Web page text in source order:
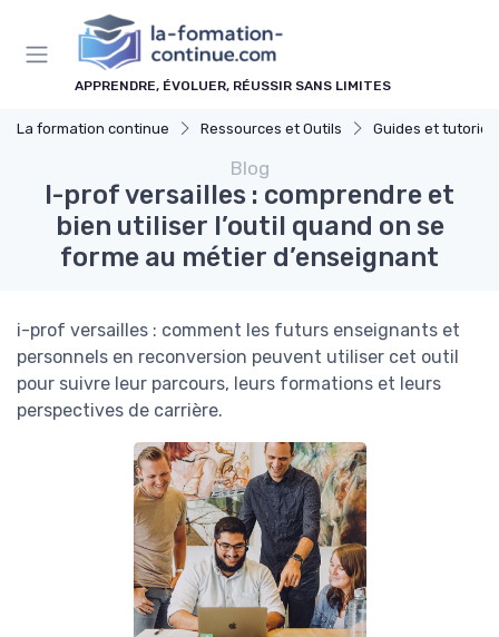
APPRENDRE, ÉVOLUER, RÉUSSIR SANS LIMITES
La formation continue Ressources et Outils Guides et tutoriels
Blog
I-prof versailles : comprendre et
bien utiliser l’outil quand on se
forme au métier d’enseignant
i-prof versailles : comment les futurs enseignants et
personnels en reconversion peuvent utiliser cet outil
pour suivre leur parcours, leurs formations et leurs
perspectives de carrière.
Panneau de gestion des cookies